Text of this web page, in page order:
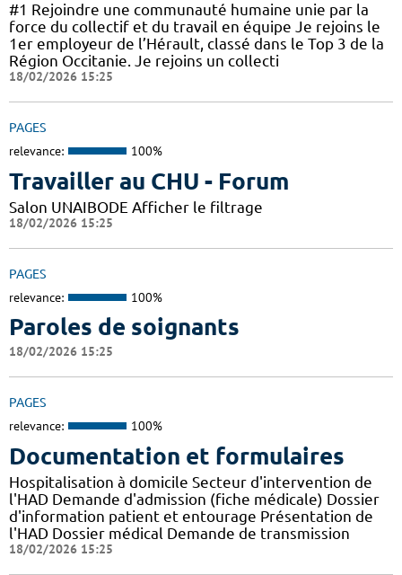
#1 Rejoindre une communauté humaine unie par la
force du collectif et du travail en équipe Je rejoins le
1er employeur de l’Hérault, classé dans le Top 3 de la
Région Occitanie. Je rejoins un collecti
18/02/2026 15:25
PAGES
relevance: 100%
Travailler au CHU - Forum
Salon UNAIBODE Afficher le filtrage
18/02/2026 15:25
PAGES
relevance: 100%
Paroles de soignants
18/02/2026 15:25
PAGES
relevance: 100%
Documentation et formulaires
Hospitalisation à domicile Secteur d'intervention de
l'HAD Demande d'admission (fiche médicale) Dossier
d'information patient et entourage Présentation de
l'HAD Dossier médical Demande de transmission
18/02/2026 15:25